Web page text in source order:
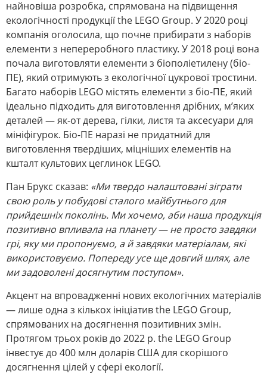
найновіша розробка, спрямована на підвищення
екологічності продукції the LEGO Group. У 2020 році
компанія оголосила, що почне прибирати з наборів
елементи з непереробного пластику. У 2018 році вона
почала виготовляти елементи з біополіетилену (біо-
ПЕ), який отримують з екологічної цукрової тростини.
Багато наборів LEGO містять елементи з біо-ПЕ, який
ідеально підходить для виготовлення дрібних, м’яких
деталей — як-от дерева, гілки, листя та аксесуари для
мініфігурок. Біо-ПЕ наразі не придатний для
виготовлення твердіших, міцніших елементів на
кшталт культових цеглинок LEGO.
Пан Брукс сказав: «Ми твердо налаштовані зіграти
свою роль у побудові сталого майбутнього для
прийдешніх поколінь. Ми хочемо, аби наша продукція
позитивно впливала на планету — не просто завдяки
грі, яку ми пропонуємо, а й завдяки матеріалам, які
використовуємо. Попереду усе ще довгий шлях, але
ми задоволені досягнутим поступом».
Акцент на впровадженні нових екологічних матеріалів
— лише одна з кількох ініціатив the LEGO Group,
спрямованих на досягнення позитивних змін.
Протягом трьох років до 2022 р. the LEGO Group
інвестує до 400 млн доларів США для скорішого
досягнення цілей у сфері екології.